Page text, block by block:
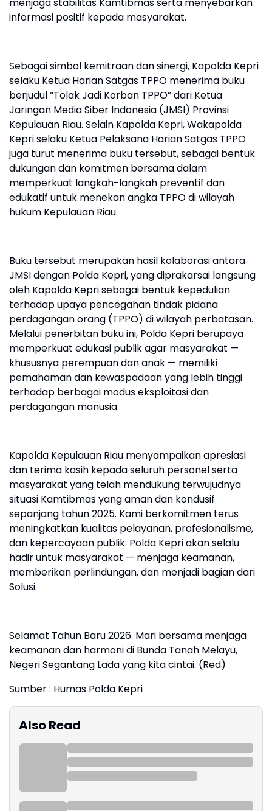
menjaga stabilitas Kamtibmas serta menyebarkan
informasi positif kepada masyarakat.
Sebagai simbol kemitraan dan sinergi, Kapolda Kepri
selaku Ketua Harian Satgas TPPO menerima buku
berjudul “Tolak Jadi Korban TPPO” dari Ketua
Jaringan Media Siber Indonesia (JMSI) Provinsi
Kepulauan Riau. Selain Kapolda Kepri, Wakapolda
Kepri selaku Ketua Pelaksana Harian Satgas TPPO
juga turut menerima buku tersebut, sebagai bentuk
dukungan dan komitmen bersama dalam
memperkuat langkah-langkah preventif dan
edukatif untuk menekan angka TPPO di wilayah
hukum Kepulauan Riau.
Buku tersebut merupakan hasil kolaborasi antara
JMSI dengan Polda Kepri, yang diprakarsai langsung
oleh Kapolda Kepri sebagai bentuk kepedulian
terhadap upaya pencegahan tindak pidana
perdagangan orang (TPPO) di wilayah perbatasan.
Melalui penerbitan buku ini, Polda Kepri berupaya
memperkuat edukasi publik agar masyarakat —
khususnya perempuan dan anak — memiliki
pemahaman dan kewaspadaan yang lebih tinggi
terhadap berbagai modus eksploitasi dan
perdagangan manusia.
Kapolda Kepulauan Riau menyampaikan apresiasi
dan terima kasih kepada seluruh personel serta
masyarakat yang telah mendukung terwujudnya
situasi Kamtibmas yang aman dan kondusif
sepanjang tahun 2025. Kami berkomitmen terus
meningkatkan kualitas pelayanan, profesionalisme,
dan kepercayaan publik. Polda Kepri akan selalu
hadir untuk masyarakat — menjaga keamanan,
memberikan perlindungan, dan menjadi bagian dari
Solusi.
Selamat Tahun Baru 2026. Mari bersama menjaga
keamanan dan harmoni di Bunda Tanah Melayu,
Negeri Segantang Lada yang kita cintai. (Red)
Sumber : Humas Polda Kepri
Also Read